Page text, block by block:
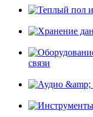
связи